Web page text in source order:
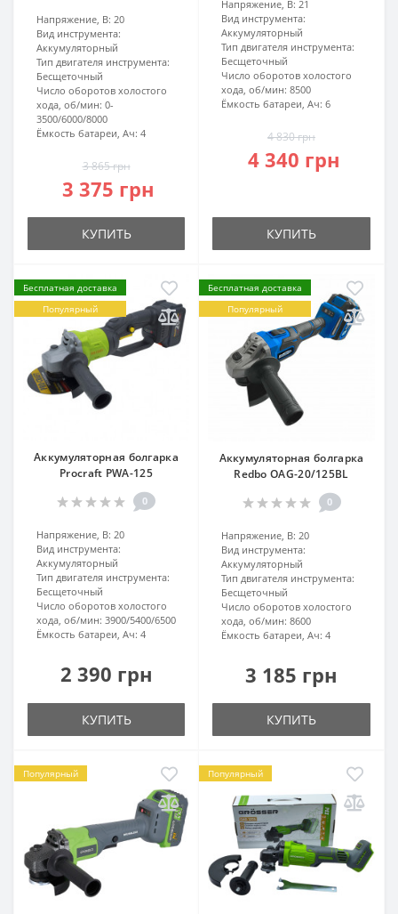
Напряжение, В: 20
Вид инструмента:
Аккумуляторный
Тип двигателя инструмента:
Бесщеточный
Число оборотов холостого
хода, об/мин: 0-
3500/6000/8000
Ёмкость батареи, Ач: 4
3 865 грн
3 375 грн
КУПИТЬ
Напряжение, В: 21
Вид инструмента:
Аккумуляторный
Тип двигателя инструмента:
Бесщеточный
Число оборотов холостого
хода, об/мин: 8500
Ёмкость батареи, Ач: 6
4 830 грн
4 340 грн
КУПИТЬ
Бесплатная доставка
Популярный
Аккумуляторная болгарка
Procraft PWA-125
0
Напряжение, В: 20
Вид инструмента:
Аккумуляторный
Тип двигателя инструмента:
Бесщеточный
Число оборотов холостого
хода, об/мин: 3900/5400/6500
Ёмкость батареи, Ач: 4
2 390 грн
КУПИТЬ
Бесплатная доставка
Популярный
Аккумуляторная болгарка
Redbo OAG-20/125BL
0
Напряжение, В: 20
Вид инструмента:
Аккумуляторный
Тип двигателя инструмента:
Бесщеточный
Число оборотов холостого
хода, об/мин: 8600
Ёмкость батареи, Ач: 4
3 185 грн
КУПИТЬ
Популярный Популярный